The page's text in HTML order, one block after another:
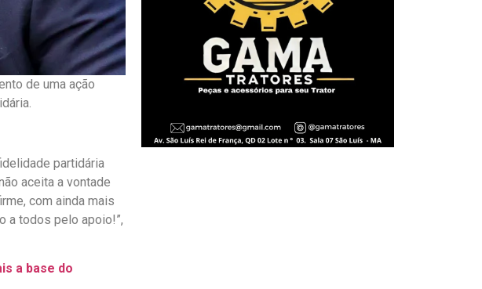
de uma ação
partidária
aceita a vontade
com ainda mais
a todos pelo apoio!”,
a base do